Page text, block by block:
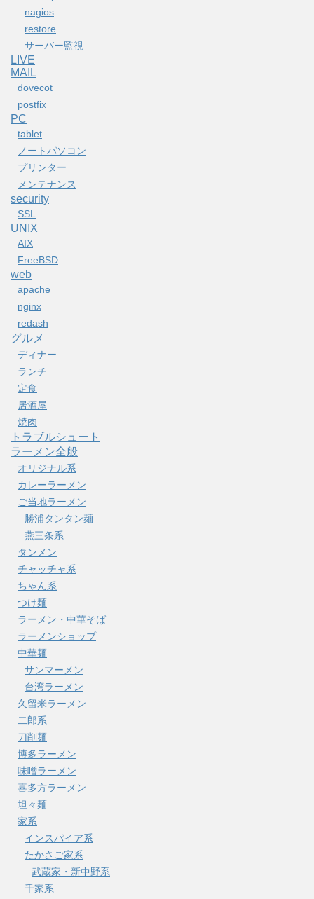
nagios
restore
サーバー監視
LIVE
MAIL
dovecot
postfix
PC
tablet
ノートパソコン
プリンター
メンテナンス
security
SSL
UNIX
AIX
FreeBSD
web
apache
nginx
redash
グルメ
ディナー
ランチ
定食
居酒屋
焼肉
トラブルシュート
ラーメン全般
オリジナル系
カレーラーメン
ご当地ラーメン
勝浦タンタン麺
燕三条系
タンメン
チャッチャ系
ちゃん系
つけ麺
ラーメン・中華そば
ラーメンショップ
中華麺
サンマーメン
台湾ラーメン
久留米ラーメン
二郎系
刀削麺
博多ラーメン
味噌ラーメン
喜多方ラーメン
坦々麺
家系
インスパイア系
たかさご家系
武蔵家・新中野系
千家系